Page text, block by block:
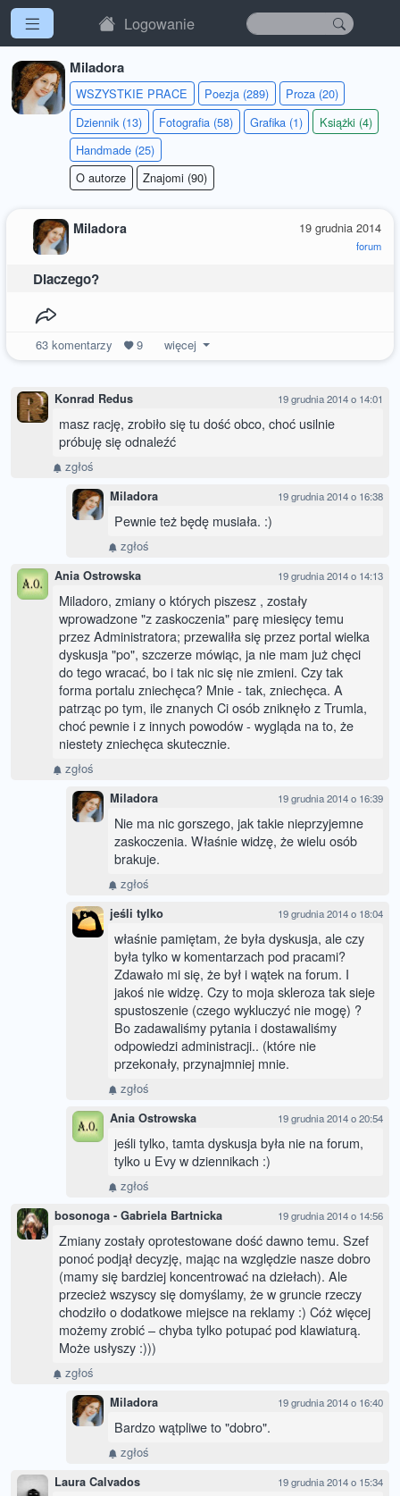
Logowanie
Miladora
WSZYSTKIE PRACE Poezja (289)
Proza (20)
Dziennik (13)
Fotografia (58) Grafika (1)
Książki (4)
Handmade (25)
O autorze
Znajomi (90)
19 grudnia 2014
forum
Miladora
Dlaczego?
63komentarzy 9 więcej
Konrad Redus 19 grudnia 2014 o 14:01
masz rację, zrobiło się tu dość obco, choć usilnie
próbuję się odnaleźć
zgłoś
Miladora 19 grudnia 2014 o 16:38
Pewnie też będę musiała. :)
zgłoś
Ania Ostrowska 19 grudnia 2014 o 14:13
Miladoro, zmiany o których piszesz , zostały
wprowadzone "z zaskoczenia" parę miesięcy temu
przez Administratora; przewaliła się przez portal wielka
dyskusja "po", szczerze mówiąc, ja nie mam już chęci
do tego wracać, bo i tak nic się nie zmieni. Czy tak
forma portalu zniechęca? Mnie - tak, zniechęca. A
patrząc po tym, ile znanych Ci osób zniknęło z Trumla,
choć pewnie i z innych powodów - wygląda na to, że
niestety zniechęca skutecznie.
zgłoś
Miladora 19 grudnia 2014 o 16:39
Nie ma nic gorszego, jak takie nieprzyjemne
zaskoczenia. Właśnie widzę, że wielu osób
brakuje.
zgłoś
jeśli tylko 19 grudnia 2014 o 18:04
właśnie pamiętam, że była dyskusja, ale czy
była tylko w komentarzach pod pracami?
Zdawało mi się, że był i wątek na forum. I
jakoś nie widzę. Czy to moja skleroza tak sieje
spustoszenie (czego wykluczyć nie mogę) ?
Bo zadawaliśmy pytania i dostawaliśmy
odpowiedzi administracji.. (które nie
przekonały, przynajmniej mnie.
zgłoś
Ania Ostrowska 19 grudnia 2014 o 20:54
jeśli tylko, tamta dyskusja była nie na forum,
tylko u Evy w dziennikach :)
zgłoś
bosonoga - Gabriela Bartnicka 19 grudnia 2014 o 14:56
Zmiany zostały oprotestowane dość dawno temu. Szef
ponoć podjął decyzję, mając na względzie nasze dobro
(mamy się bardziej koncentrować na dziełach). Ale
przecież wszyscy się domyślamy, że w gruncie rzeczy
chodziło o dodatkowe miejsce na reklamy :) Cóż więcej
możemy zrobić – chyba tylko potupać pod klawiaturą.
Może usłyszy :)))
zgłoś
Miladora 19 grudnia 2014 o 16:40
Bardzo wątpliwe to "dobro".
zgłoś
Laura Calvados 19 grudnia 2014 o 15:34